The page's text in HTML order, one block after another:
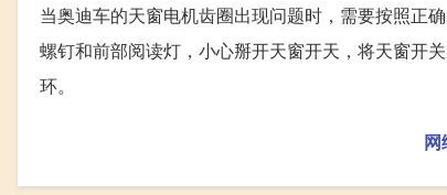
当奥迪车的天窗电机齿圈出现问题时，需要按照正
螺钉和前部阅读灯，小心掰开天窗开天，将天窗开
环。
网